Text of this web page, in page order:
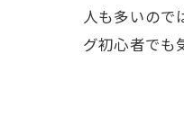
人も多いので
グ初心者でも